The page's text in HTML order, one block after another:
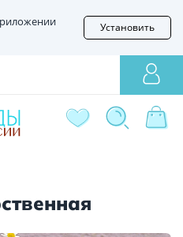
Установить